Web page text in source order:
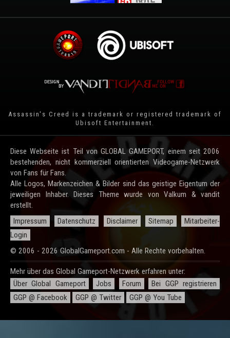
Assassin's Creed is a trademark or registered trademark of
Ubisoft Entertainment .
Diese Webseite ist Teil von GLOBAL GAMEPORT, einem seit 2006
bestehenden, nicht kommerziell orientierten Videogame-Netzwerk
von Fans für Fans.
Alle Logos, Markenzeichen & Bilder sind das geistige Eigentum der
jeweiligen Inhaber. Dieses Theme wurde von Valkum & vandit
erstellt.
Impressum
Datenschutz Disclaimer Sitemap
Mitarbeiter-
Login
© 2006 - 2026 GlobalGameport.com - Alle Rechte vorbehalten.
Mehr über das Global Gameport-Netzwerk erfahren unter:
Über Global Gameport
Jobs Forum
Bei GGP registrieren
GGP @ Facebook
GGP @ Twitter GGP @ You Tube